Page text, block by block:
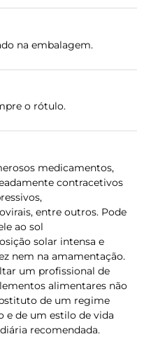
na embalagem.
o rótulo.
medicamentos,
contracetivos
entre outros. Pode
ao sol
solar intensa e
nem na amamentação.
um profissional de
alimentares não
de um regime
e de um estilo de vida
recomendada.